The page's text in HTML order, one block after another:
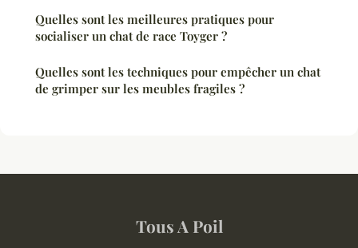
Quelles sont les meilleures pratiques pour
socialiser un chat de race Toyger ?
Quelles sont les techniques pour empêcher un chat
de grimper sur les meubles fragiles ?
Tous A Poil